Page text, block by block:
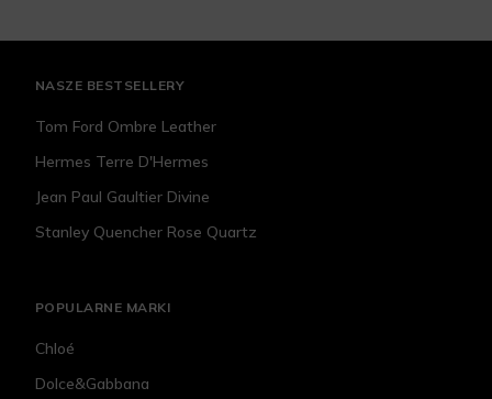
NASZE BESTSELLERY
Tom Ford Ombre Leather
Hermes Terre D'Hermes
Jean Paul Gaultier Divine
Stanley Quencher Rose Quartz
POPULARNE MARKI
Chloé
Dolce&Gabbana